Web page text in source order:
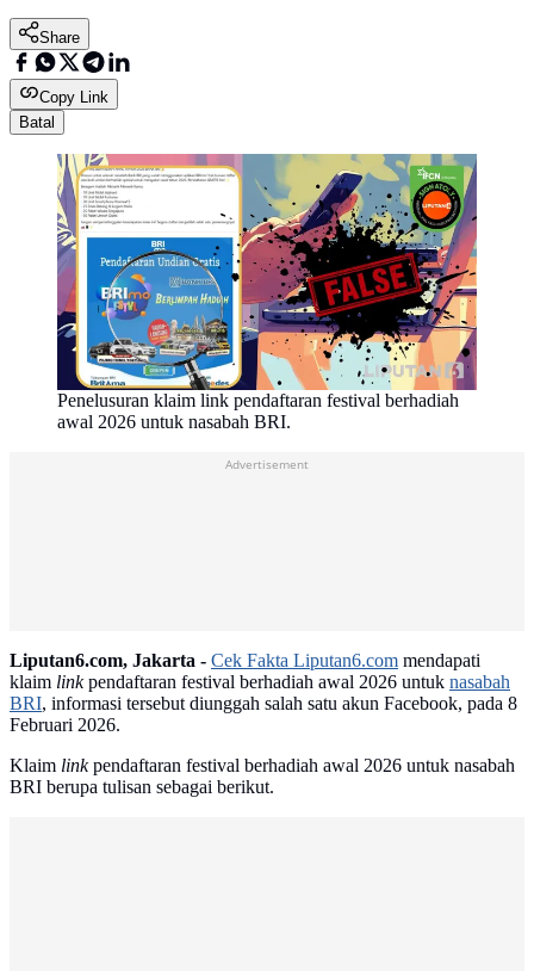
Share
Copy Link
Batal
Penelusuran klaim link pendaftaran festival berhadiah
awal 2026 untuk nasabah BRI.
Liputan6.com, Jakarta - Cek Fakta Liputan6.com mendapati
klaim linkpendaftaran festival berhadiah awal 2026 untuk nasabah
BRI, informasi tersebut diunggah salah satu akun Facebook, pada 8
Februari 2026.
Klaim linkpendaftaran festival berhadiah awal 2026 untuk nasabah
BRI berupa tulisan sebagai berikut.